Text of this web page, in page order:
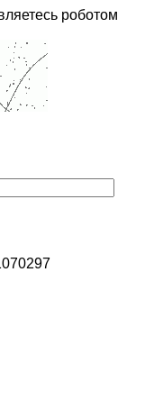
роботом